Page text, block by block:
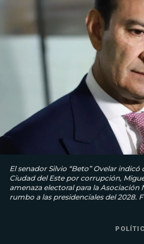
El senador Silvio “Beto” Ovelar
Ciudad del Este por corrupción,
amenaza electoral para la Asociación
rumbo a las presidenciales del 2028.